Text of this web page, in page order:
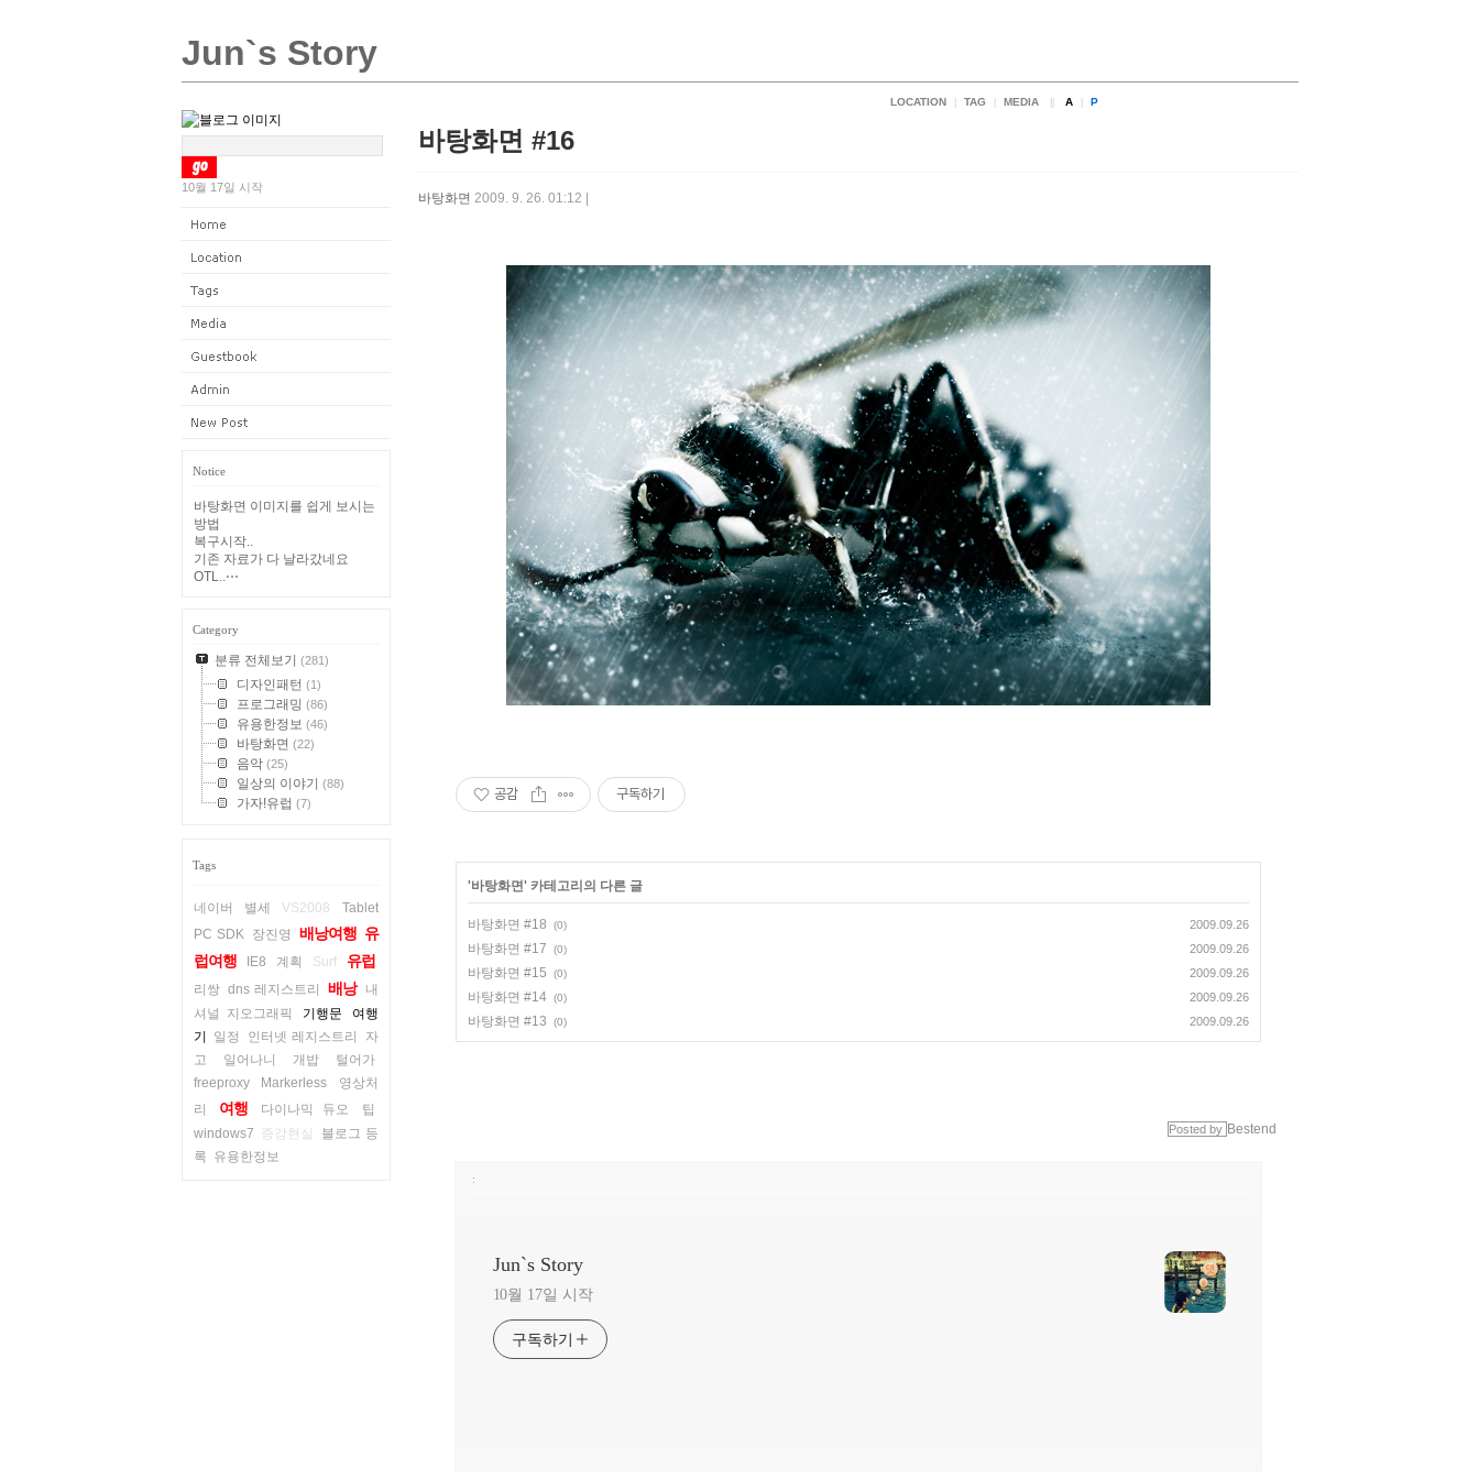
Jun`s Story
LOCATION TAG MEDIA A P
10월 17일 시작
Notice
바탕화면 이미지를 쉽게 보시는
방법
복구시작..
기존 자료가 다 날라갔네요
OTL..⋯
Category
분류 전체보기 (281)
디자인패턴 (1)
프로그래밍 (86)
유용한정보 (46)
바탕화면 (22)
음악(25)
일상의 이야기 (88)
가자!유럽 (7)
Tags
네이버 별세 VS2008
Tablet
PC SDK
장진영 배낭여행 유
럽여행
IE8 계획 Surf 유럽
리쌍 dns 레지스트리 배낭
내
셔널 지오그래픽
기행문
여행
기
일정 인터넷 레지스트리
자
고 일어나니 개밥 털어가
freeproxy
Markerless
영상처
리
여행 다이나믹 듀오
팁
windows7 증강현실
블로그 등
록 유용한정보
바탕화면 #16
바탕화면 2009. 9. 26. 01:12 |
공감 구독하기
'바탕화면' 카테고리의 다른 글
바탕화면 #18 (0) 2009.09.26
바탕화면 #17 (0) 2009.09.26
바탕화면 #15 (0) 2009.09.26
바탕화면 #14 (0) 2009.09.26
바탕화면 #13 (0) 2009.09.26
Posted by Bestend
:
Jun`s Story
10월 17일 시작
구독하기